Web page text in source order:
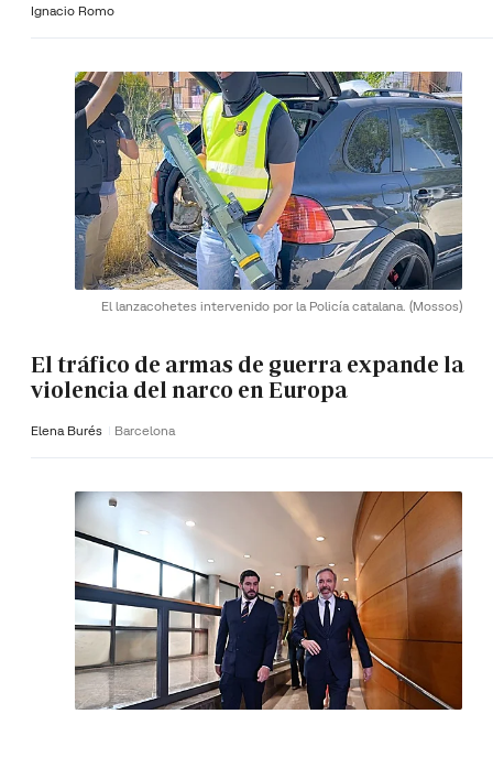
Ignacio Romo
El lanzacohetes intervenido por la Policía catalana. (Mossos)
El tráfico de armas de guerra expande la
violencia del narco en Europa
Elena Burés Barcelona